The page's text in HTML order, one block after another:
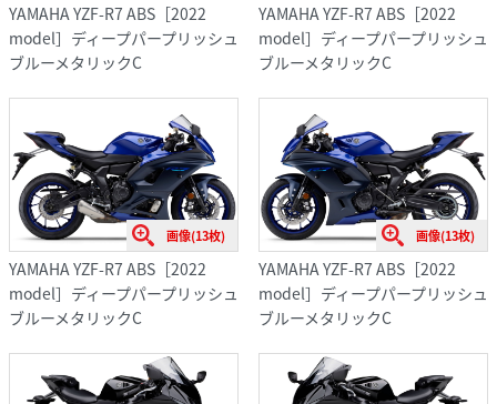
YAMAHA YZF-R7 ABS［2022
model］ディープパープリッシュ
ブルーメタリックC
YAMAHA YZF-R7 ABS［2022
model］ディープパープリッシュ
ブルーメタリックC
画像(13枚)
YAMAHA YZF-R7 ABS［2022
model］ディープパープリッシュ
ブルーメタリックC
画像(13枚)
YAMAHA YZF-R7 ABS［2022
model］ディープパープリッシュ
ブルーメタリックC